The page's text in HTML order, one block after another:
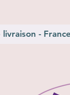
livraison -